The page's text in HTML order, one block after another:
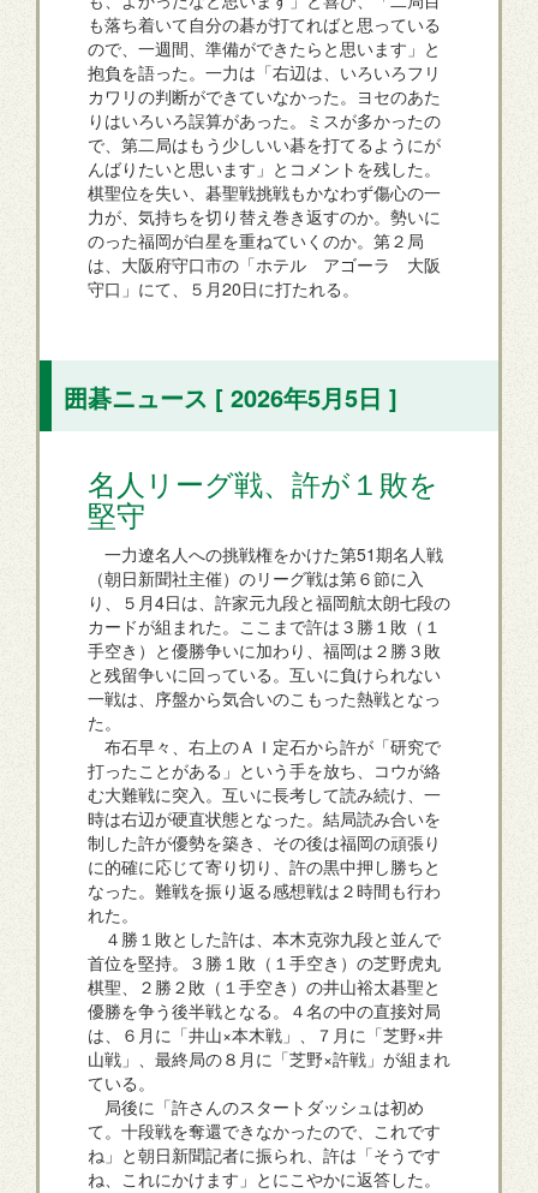
も落ち着いて自分の碁が打てればと思っている
ので、一週間、準備ができたらと思います」と
抱負を語った。一力は「右辺は、いろいろフリ
カワリの判断ができていなかった。ヨセのあた
りはいろいろ誤算があった。ミスが多かったの
で、第二局はもう少しいい碁を打てるようにが
んばりたいと思います」とコメントを残した。
棋聖位を失い、碁聖戦挑戦もかなわず傷心の一
力が、気持ちを切り替え巻き返すのか。勢いに
のった福岡が白星を重ねていくのか。第２局
は、大阪府守口市の「ホテル アゴーラ 大阪
守口」にて、５月20日に打たれる。
囲碁ニュース [ 2026年5月5日 ]
名人リーグ戦、許が１敗を
堅守
一力遼名人への挑戦権をかけた第51期名人戦
（朝日新聞社主催）のリーグ戦は第６節に入
り、５月4日は、許家元九段と福岡航太朗七段の
カードが組まれた。ここまで許は３勝１敗（１
手空き）と優勝争いに加わり、福岡は２勝３敗
と残留争いに回っている。互いに負けられない
一戦は、序盤から気合いのこもった熱戦となっ
た。
布石早々、右上のＡＩ定石から許が「研究で
打ったことがある」という手を放ち、コウが絡
む大難戦に突入。互いに長考して読み続け、一
時は右辺が硬直状態となった。結局読み合いを
制した許が優勢を築き、その後は福岡の頑張り
に的確に応じて寄り切り、許の黒中押し勝ちと
なった。難戦を振り返る感想戦は２時間も行わ
れた。
４勝１敗とした許は、本木克弥九段と並んで
首位を堅持。３勝１敗（１手空き）の芝野虎丸
棋聖、２勝２敗（１手空き）の井山裕太碁聖と
優勝を争う後半戦となる。４名の中の直接対局
は、６月に「井山×本木戦」、７月に「芝野×井
山戦」、最終局の８月に「芝野×許戦」が組まれ
ている。
局後に「許さんのスタートダッシュは初め
て。十段戦を奪還できなかったので、これです
ね」と朝日新聞記者に振られ、許は「そうです
ね、これにかけます」とにこやかに返答した。